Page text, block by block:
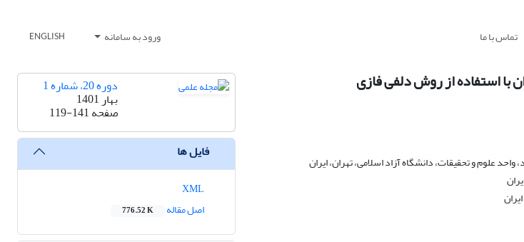
تماس با ما ورود به سامانه ENGLISH
با استفاده از روش دلفی فازی
علوم و تحقیقات، دانشگاه آزاد اسلامی، تهران، ایران
دوره 20، شماره 1
بهار 1401
صفحه119-141
فایل ها
اصل مقاله
776.52 K